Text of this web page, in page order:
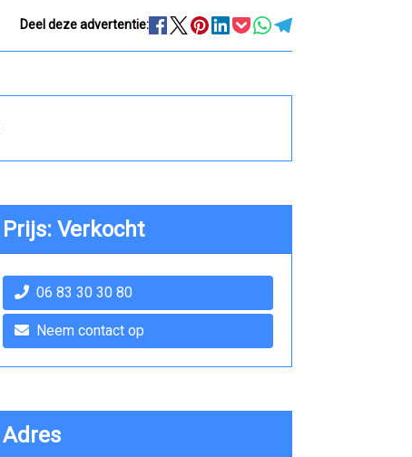
Deel deze advertentie:
Prijs: Verkocht
06 83 30 30 80
Neem contact op
Adres